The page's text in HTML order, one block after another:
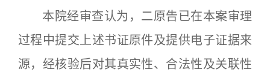
本院经审查认为，二原告已在本案审理
过程中提交上述书证原件及提供电子证据来
源，经核验后对其真实性、合法性及关联性